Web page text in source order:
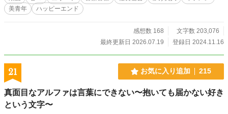
美青年
ハッピーエンド
感想数 168
文字数 203,076
最終更新日 2026.07.19
登録日 2024.11.16
21 お気に入り追加 215
真面目なアルファは言葉にできない〜抱いても届かない好き
という文字〜